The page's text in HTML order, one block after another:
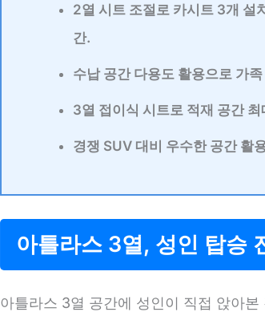
2열 시트 조절로 카시트 3개 설
간.
수납 공간 다용도 활용으로 가
3열 접이식 시트로 적재 공간
경쟁 SUV 대비 우수한 공간 활
아틀라스 3열, 성인 탑승
아틀라스 3열 공간에 성인이 직접 앉아